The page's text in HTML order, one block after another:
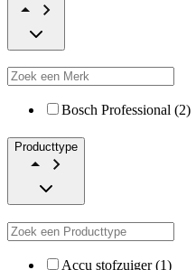
Bosch Professional (2)
Producttype
Accu stofzuiger (1)